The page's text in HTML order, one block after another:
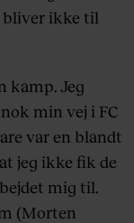
bliver ikke til
kamp. Jeg
min vej i FC
var en blandt
jeg ikke fik de
mig til.
(Morten